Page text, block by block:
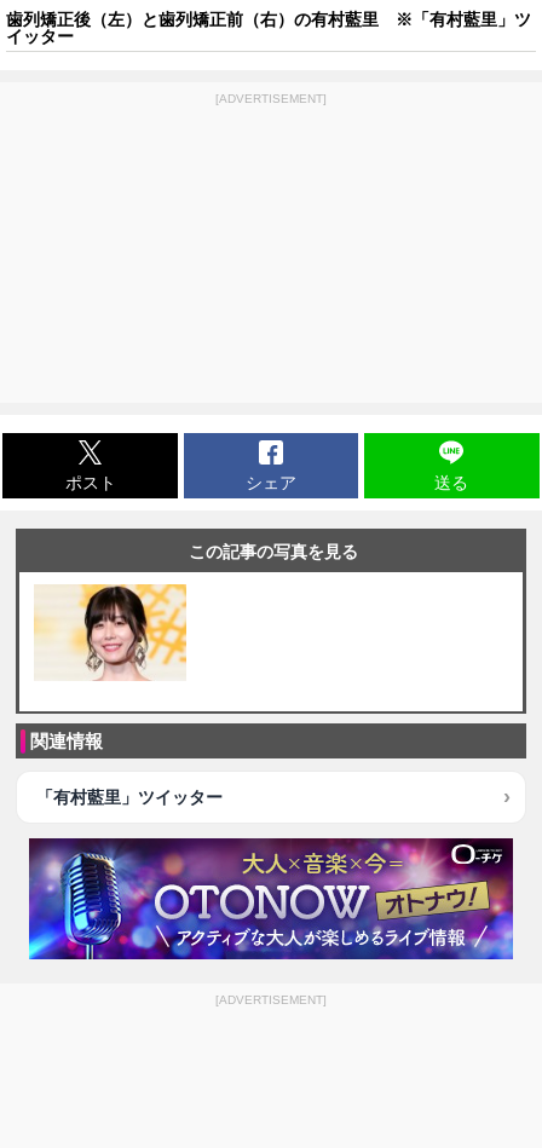
歯列矯正後（左）と歯列矯正前（右）の有村藍里 ※「有村藍里」ツ
イッター
[ADVERTISEMENT]
ポスト シェア 送る
この記事の写真を見る
関連情報
「有村藍里」ツイッター
[ADVERTISEMENT]